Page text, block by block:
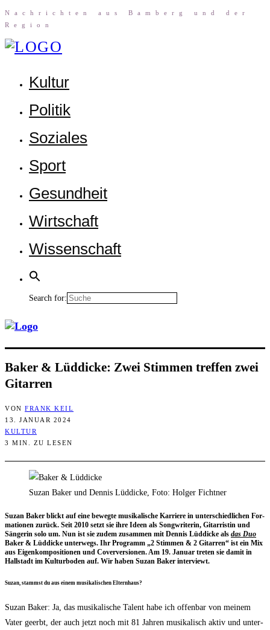
Nach­rich­ten aus Bam­berg und der
Region
Kul­tur
Poli­tik
Sozia­les
Sport
Gesund­heit
Wirt­schaft
Wis­sen­schaft
Search for:
Bak­er & Lüd­di­cke: Zwei Stim­men tref­fen zwei
Gitarren
VON FRANK KEIL
13. JANUAR 2024
KULTUR
3 MIN. ZU LESEN
Suzan Baker und Dennis Lüddicke, Foto: Holger Fichtner
Suzan Bak­er blickt auf eine beweg­te musi­ka­li­sche Kar­rie­re in unter­schied­li­chen For­
ma­tio­nen zurück. Seit 2010 setzt sie ihre Ideen als Song­wri­te­rin, Gitar­ris­tin und
Sän­ge­rin solo um. Nun ist sie zudem zusam­men mit Den­nis Lüd­di­cke als das Duo
Bak­er & Lüd­di­cke unter­wegs. Ihr Pro­gramm „2 Stim­men & 2 Gitar­ren“ ist ein Mix
aus Eigen­kom­po­si­tio­nen und Cover­ver­sio­nen. Am 19. Janu­ar tre­ten sie damit in
Hall­stadt im Kul­tur­bo­den auf. Wir haben Suzan Bak­er interviewt.
Suzan, stammst du aus einem musi­ka­li­schen Elternhaus?
Suzan Bak­er: Ja, das musi­ka­li­sche Talent habe ich offen­bar von mei­nem
Vater geerbt, der auch jetzt noch mit 81 Jah­ren musi­ka­lisch aktiv und unter­